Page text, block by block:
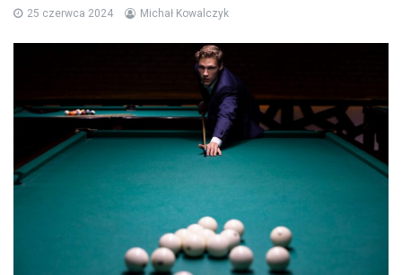
25 czerwca 2024 Michał Kowalczyk